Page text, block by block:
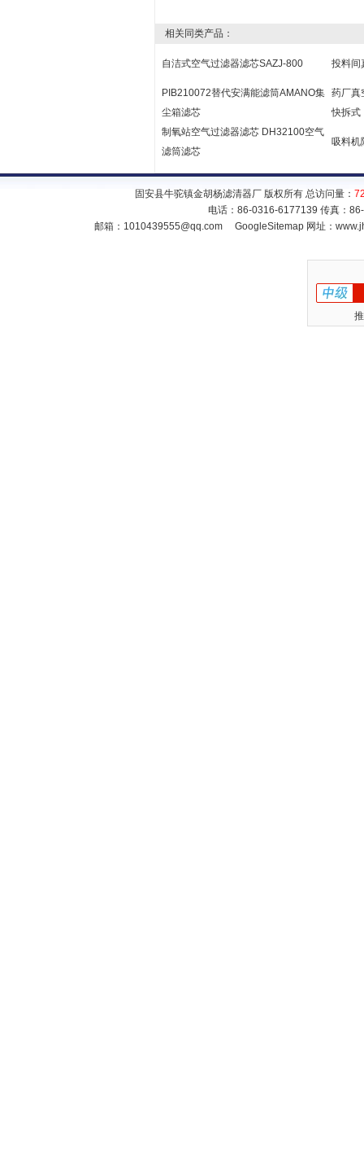
相关同类产品：
自洁式空气过滤器滤芯SAZJ-800 投料间
PIB210072替代安满能滤筒AMANO集
尘箱滤芯
药厂真
快拆式
制氧站空气过滤器滤芯 DH32100空气
滤筒滤芯
吸料机
固安县牛驼镇金胡杨滤清器厂 版权所有 总访问量：
电话：86-0316-6177139 传真：
邮箱： 1010439555@qq.com GoogleSitemap网址：